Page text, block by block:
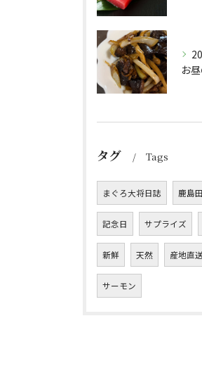
お
タグ Tags
まぐろ大将日誌 鹿島田
記念日 サプライズ
新鮮 天然 産地直
サーモン